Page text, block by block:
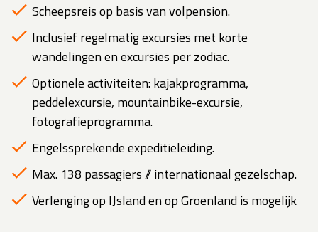
Scheepsreis op basis van volpension.
Inclusief regelmatig excursies met korte
wandelingen en excursies per zodiac.
Optionele activiteiten: kajakprogramma,
peddelexcursie, mountainbike-excursie,
fotografieprogramma.
Engelssprekende expeditieleiding.
Max. 138 passagiers // internationaal gezelschap.
Verlenging op IJsland en op Groenland is mogelijk